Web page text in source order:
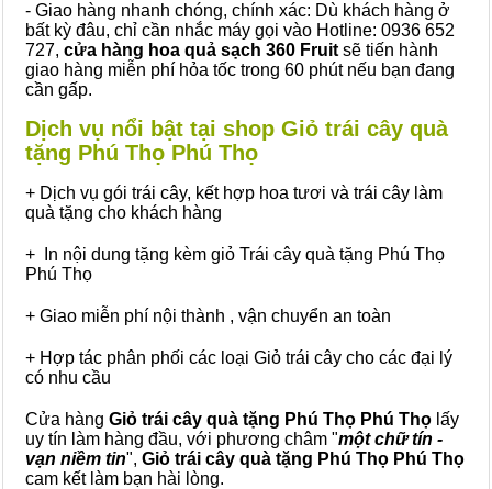
- Giao hàng nhanh chóng, chính xác: Dù khách hàng ở
bất kỳ đâu, chỉ cần nhắc máy gọi vào Hotline: 0936 652
727, cửa hàng hoa quả sạch 360 Fruit sẽ tiến hành
giao hàng miễn phí hỏa tốc trong 60 phút nếu bạn đang
cần gấp.
Dịch vụ nổi bật tại shop Giỏ trái cây quà
tặng Phú Thọ Phú Thọ
+ Dịch vụ gói trái cây, kết hợp hoa tươi và trái cây làm
quà tặng cho khách hàng
+ In nội dung tặng kèm giỏ Trái cây quà tặng Phú Thọ
Phú Thọ
+ Giao miễn phí nội thành , vận chuyển an toàn
+ Hợp tác phân phối các loại Giỏ trái cây cho các đại lý
có nhu cầu
Cửa hàng Giỏ trái cây quà tặng Phú Thọ Phú Thọ lấy
uy tín làm hàng đầu, với phương châm "một chữ tín -
vạn niềm tin", Giỏ trái cây quà tặng Phú Thọ Phú Thọ
cam kết làm bạn hài lòng.